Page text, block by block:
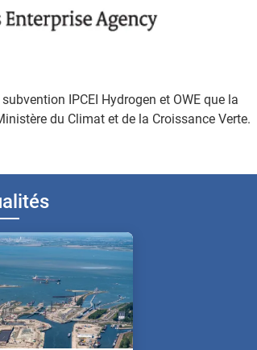
IPCEI Hydrogen et OWE que la
du Climat et de la Croissance Verte.